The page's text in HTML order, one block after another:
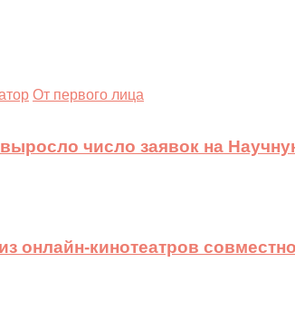
От первого лица
число заявок на
онлайн-кинотеатров